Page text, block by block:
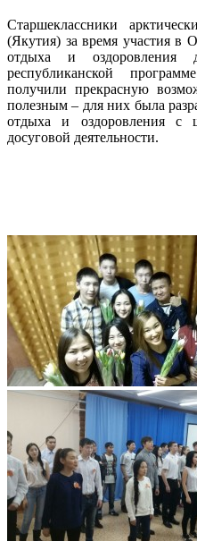
Старшеклассники
(Якутия) за время участия в
отдыха и
республиканской
получили прекрасную
полезным – для них была
отдыха и оздоровления с
досуговой деятельности.